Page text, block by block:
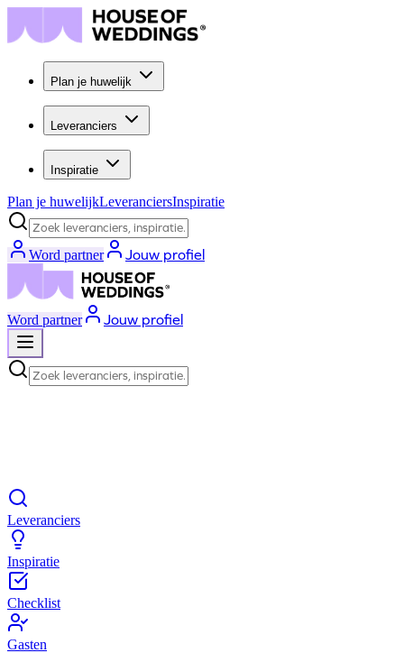
Plan je huwelijk
Leveranciers
Inspiratie
Plan je huwelijkLeveranciersInspiratie
Zoek leveranciers, inspiratie...
Word partner Jouw profiel
Word partner Jouw profiel
Zoek leveranciers, inspiratie...
Leveranciers
Inspiratie
Checklist
Gasten